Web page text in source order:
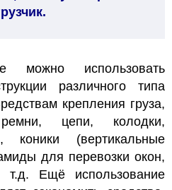
можно использовать
различного типа
крепления груза,
цепи, колодки,
коники (вертикальные
для перевозки окон,
т.д. Ещё использование